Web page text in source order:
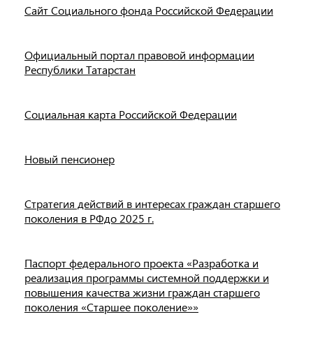
Сайт Социального фонда Российской Федерации
Официальный портал правовой информации
Республики Татарстан
Социальная карта Российской Федерации
Новый пенсионер
Стратегия действий в интересах граждан старшего
поколения в РФдо 2025 г.
Паспорт федерального проекта «Разработка и
реализация программы системной поддержки и
повышения качества жизни граждан старшего
поколения «Старшее поколение»»